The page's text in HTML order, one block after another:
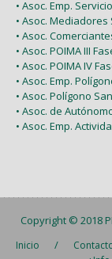
• Asoc. Emp.
• Asoc.
• Asoc.
• Asoc. POIMA III
• Asoc. POIMA IV
• Asoc. Emp.
• Asoc. Polígono
• Asoc. de
• Asoc. Emp.
Copyright © 2018
Inicio /